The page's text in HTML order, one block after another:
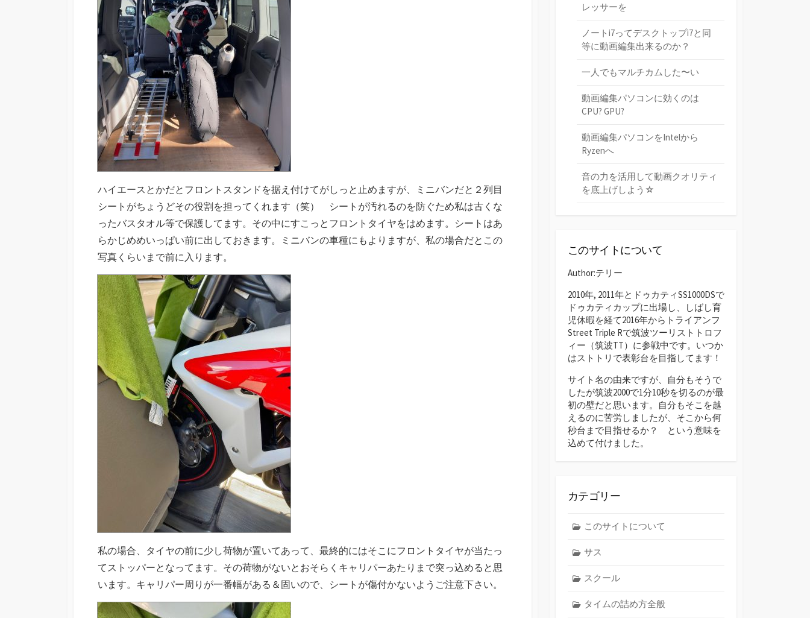
ハイエースとかだとフロントスタンドを据え付けてがしっと止めますが、ミニバンだと２列目
シートがちょうどその役割を担ってくれます（笑） シートが汚れるのを防ぐため私は古くな
ったバスタオル等で保護してます。その中にすこっとフロントタイヤをはめます。シートはあ
らかじめめいっぱい前に出しておきます。ミニバンの車種にもよりますが、私の場合だとこの
写真くらいまで前に入ります。
私の場合、タイヤの前に少し荷物が置いてあって、最終的にはそこにフロントタイヤが当たっ
てストッパーとなってます。その荷物がないとおそらくキャリパーあたりまで突っ込めると思
います。キャリパー周りが一番幅がある＆固いので、シートが傷付かないようご注意下さい。
レッサーを
ノートi7ってデスクトップi7と同
等に動画編集出来るのか？
一人でもマルチカムした〜い
動画編集パソコンに効くのは
CPU? GPU?
動画編集パソコンをIntelから
Ryzenへ
音の力を活用して動画クオリティ
を底上げしよう☆
このサイトについて
Author:テリー
2010年, 2011年とドゥカティSS1000DSで
ドゥカティカップに出場し、しばし育
児休暇を経て2016年からトライアンフ
Street Triple Rで筑波ツーリストトロフ
ィー（筑波TT）に参戦中です。いつか
はストトリで表彰台を目指してます！
サイト名の由来ですが、自分もそうで
したが筑波2000で1分10秒を切るのが最
初の壁だと思います。自分もそこを越
えるのに苦労しましたが、そこから何
秒台まで目指せるか？ という意味を
込めて付けました。
カテゴリー
このサイトについて
サス
スクール
タイムの詰め方全般